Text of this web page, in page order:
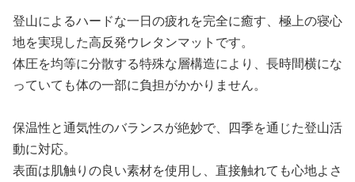
登山によるハードな一日の疲れを完全に癒す、極上の寝心
地を実現した高反発ウレタンマットです。
体圧を均等に分散する特殊な層構造により、長時間横にな
っていても体の一部に負担がかかりません。
保温性と通気性のバランスが絶妙で、四季を通じた登山活
動に対応。
表面は肌触りの良い素材を使用し、直接触れても心地よさ